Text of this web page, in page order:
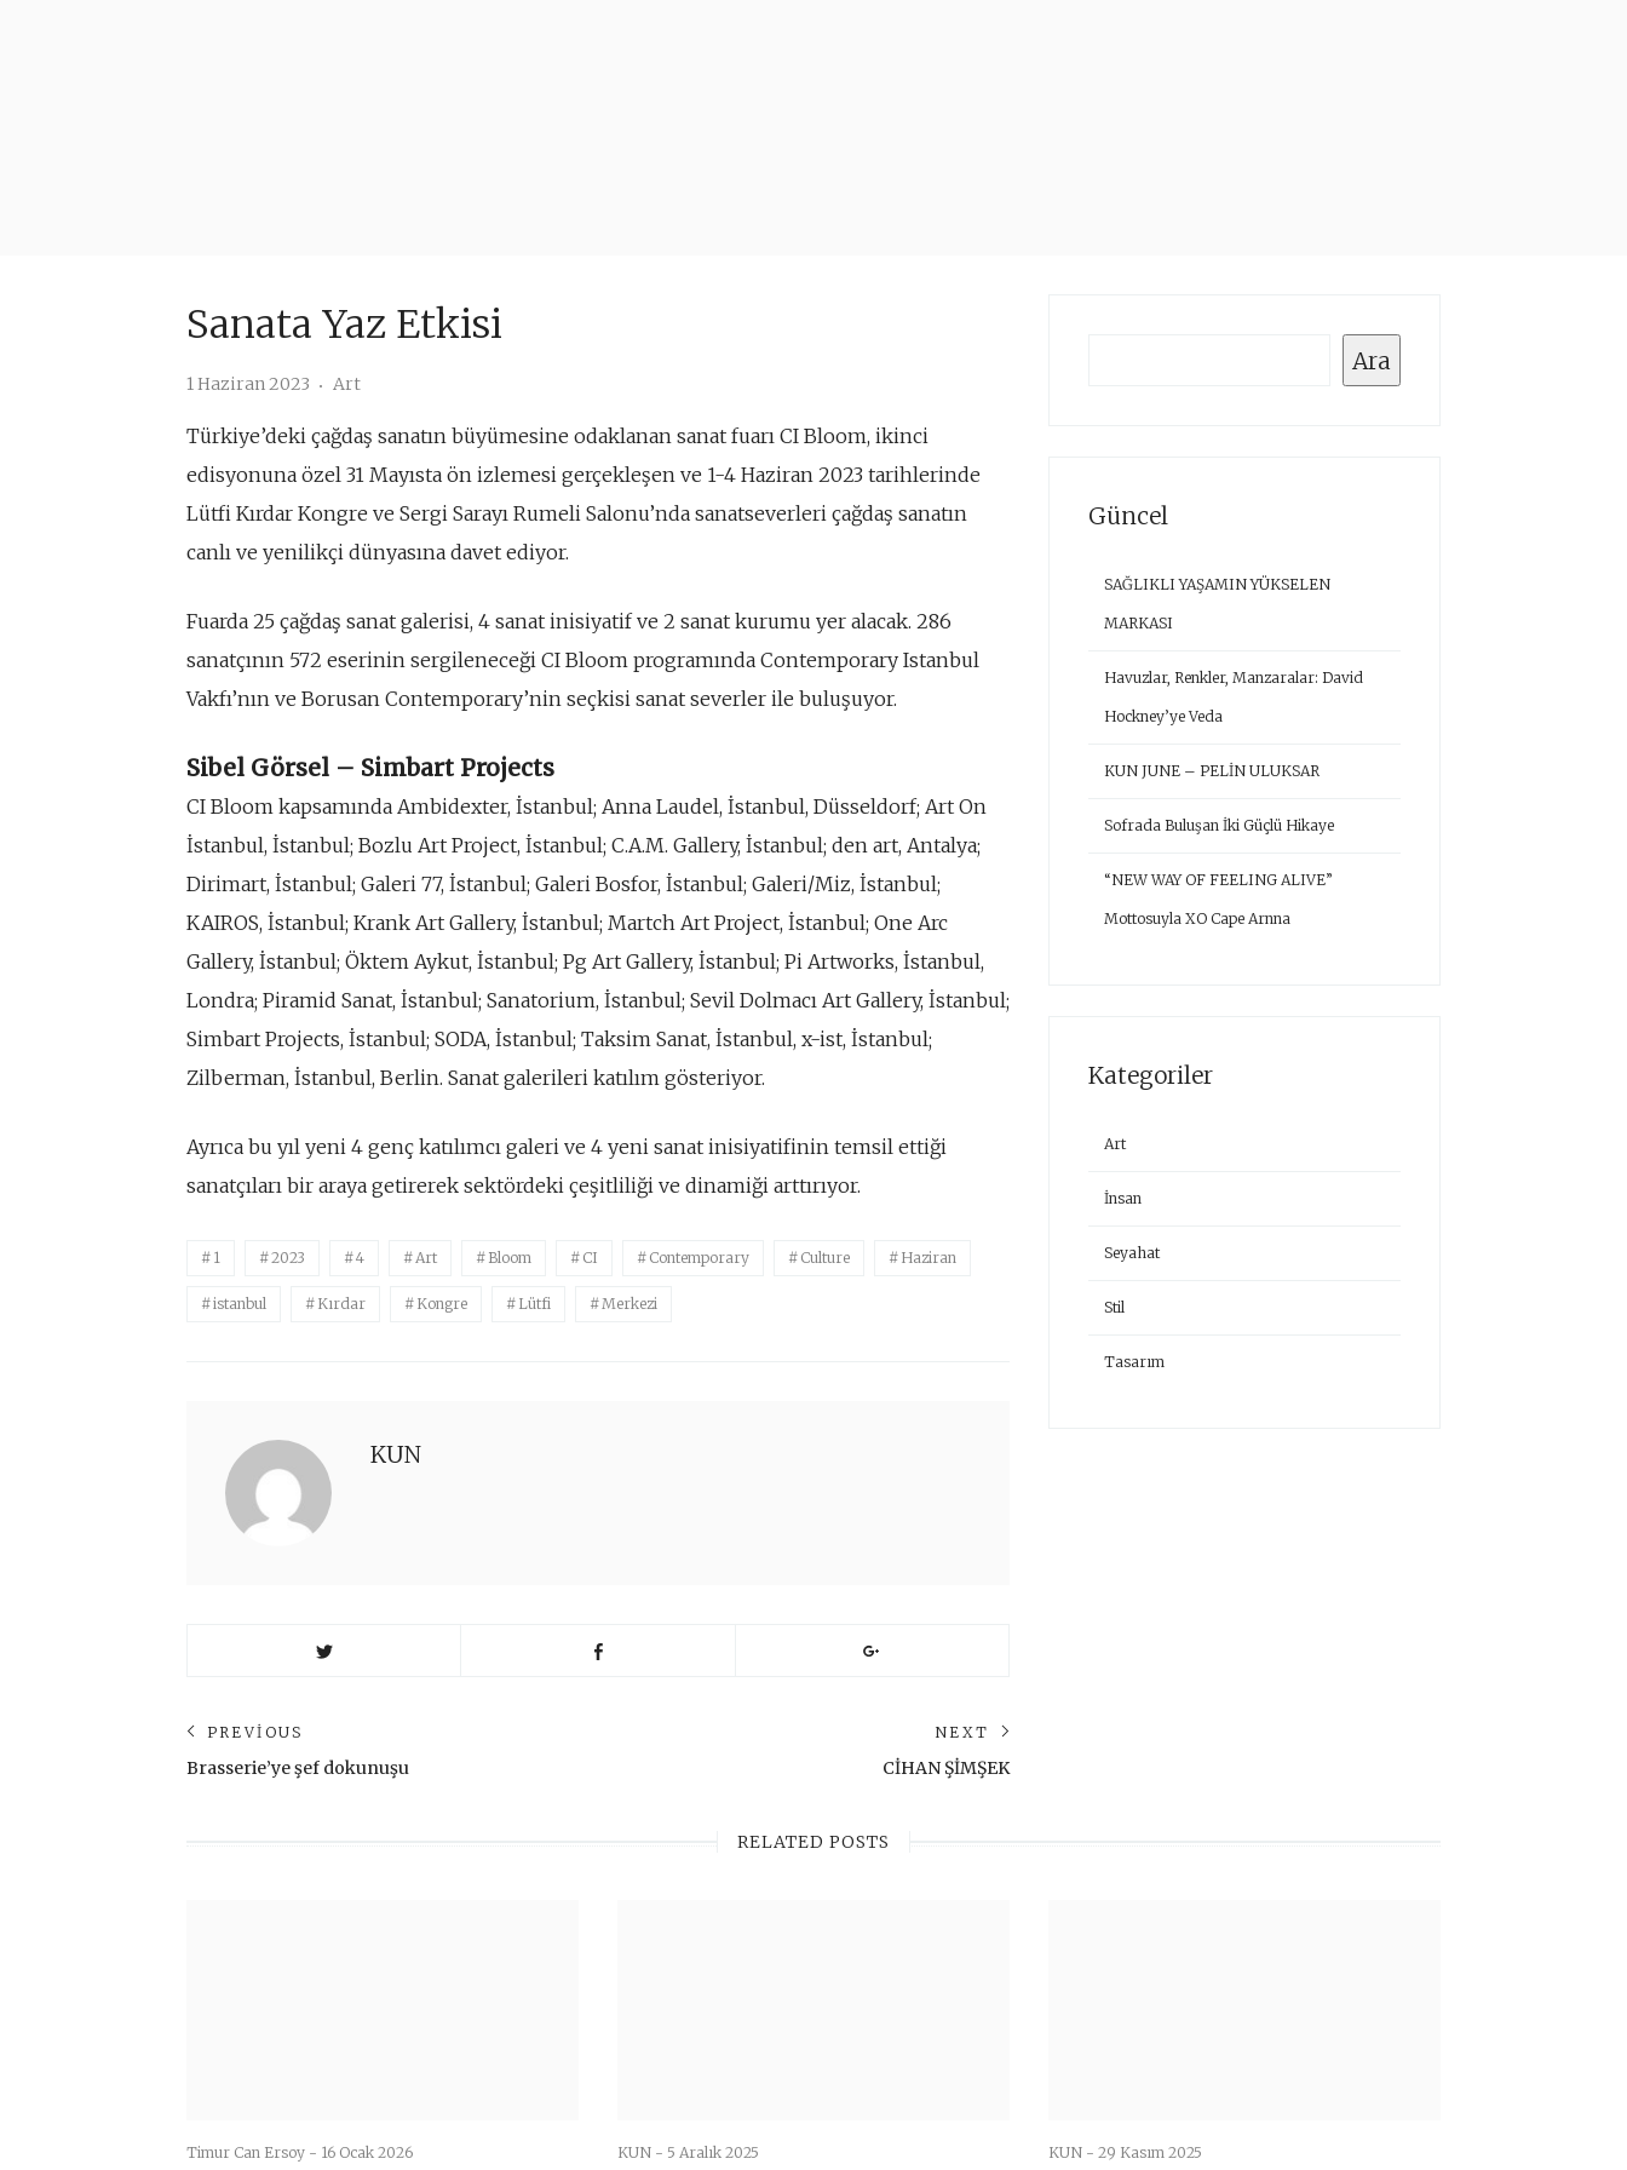
Sanata Yaz Etkisi
1 Haziran 2023 Art
Türkiye’deki çağdaş sanatın büyümesine odaklanan sanat fuarı CI Bloom, ikinci
edisyonuna özel 31 Mayısta ön izlemesi gerçekleşen ve 1-4 Haziran 2023 tarihlerinde
Lütfi Kırdar Kongre ve Sergi Sarayı Rumeli Salonu’nda sanatseverleri çağdaş sanatın
canlı ve yenilikçi dünyasına davet ediyor.
Fuarda 25 çağdaş sanat galerisi, 4 sanat inisiyatif ve 2 sanat kurumu yer alacak. 286
sanatçının 572 eserinin sergileneceği CI Bloom programında Contemporary Istanbul
Vakfı’nın ve Borusan Contemporary’nin seçkisi sanat severler ile buluşuyor.
Sibel Görsel – Simbart Projects
CI Bloom kapsamında Ambidexter, İstanbul; Anna Laudel, İstanbul, Düsseldorf; Art On
İstanbul, İstanbul; Bozlu Art Project, İstanbul; C.A.M. Gallery, İstanbul; den art, Antalya;
Dirimart, İstanbul; Galeri 77, İstanbul; Galeri Bosfor, İstanbul; Galeri/Miz, İstanbul;
KAIROS, İstanbul; Krank Art Gallery, İstanbul; Martch Art Project, İstanbul; One Arc
Gallery, İstanbul; Öktem Aykut, İstanbul; Pg Art Gallery, İstanbul; Pi Artworks, İstanbul,
Londra; Piramid Sanat, İstanbul; Sanatorium, İstanbul; Sevil Dolmacı Art Gallery, İstanbul;
Simbart Projects, İstanbul; SODA, İstanbul; Taksim Sanat, İstanbul, x-ist, İstanbul;
Zilberman, İstanbul, Berlin. Sanat galerileri katılım gösteriyor.
Ayrıca bu yıl yeni 4 genç katılımcı galeri ve 4 yeni sanat inisiyatifinin temsil ettiği
sanatçıları bir araya getirerek sektördeki çeşitliliği ve dinamiği arttırıyor.
1 2023 4 Art Bloom CI Contemporary Culture Haziran
istanbul Kırdar Kongre Lütfi Merkezi
KUN
Yazı
gezinmesi
PREVIOUS
Previous
Brasserie’ye şef dokunuşu
NEXT
Next
CİHAN ŞİMŞEK
Ara
Güncel
SAĞLIKLI YAŞAMIN YÜKSELEN
MARKASI
Havuzlar, Renkler, Manzaralar: David
Hockney’ye Veda
KUN JUNE – PELİN ULUKSAR
Sofrada Buluşan İki Güçlü Hikaye
“NEW WAY OF FEELING ALIVE”
Mottosuyla XO Cape Arnna
Kategoriler
Art
İnsan
Seyahat
Stil
Tasarım
RELATED POSTS
Timur Can Ersoy - 16 Ocak 2026 KUN - 5 Aralık 2025 KUN - 29 Kasım 2025